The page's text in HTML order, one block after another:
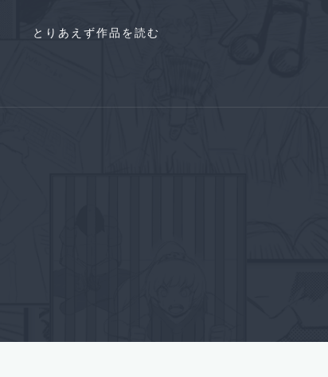
とりあえず作品を読む